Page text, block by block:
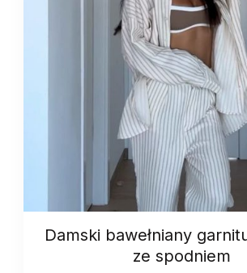
Damski bawełniany
ze spodniem